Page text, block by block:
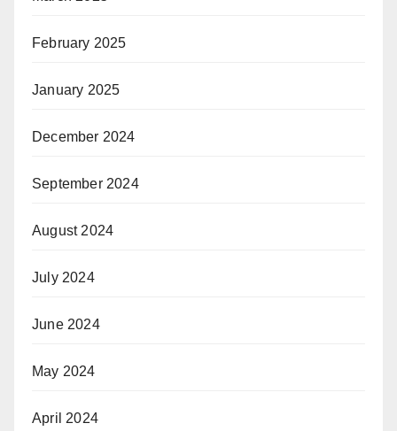
February 2025
January 2025
December 2024
September 2024
August 2024
July 2024
June 2024
May 2024
April 2024